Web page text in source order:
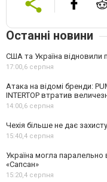
Останні новини
США та Україна відновили
17:00,6 серпня
Атака на відомі бренди:
INTERTOP втратив
14:00,6 серпня
Чехія більше не дає
15:40,4 серпня
Україна могла паралельно
«Сапсан»
15:20,4 серпня